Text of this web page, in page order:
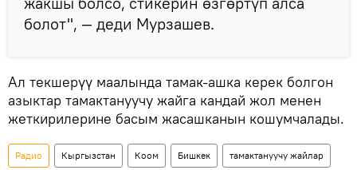
болот", — деди Мурзашев.
Ал текшерүү маалында тамак-ашка керек болгон
азыктар тамактануучу жайга кандай жол менен
жеткирилерине басым жасашканын кошумчалады.
Радио Кыргызстан Коом Бишкек тамактануучу жайлар